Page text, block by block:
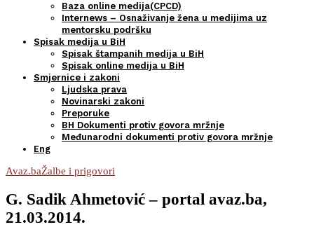
Baza online medija(CPCD)
Internews – Osnaživanje žena u medijima uz
mentorsku podršku
Spisak medija u BiH
Spisak štampanih medija u BiH
Spisak online medija u BiH
Smjernice i zakoni
Ljudska prava
Novinarski zakoni
Preporuke
BH Dokumenti protiv govora mržnje
Međunarodni dokumenti protiv govora mržnje
Eng
Avaz.baŽalbe i prigovori
G. Sadik Ahmetović – portal avaz.ba,
21.03.2014.